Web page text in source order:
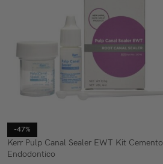
-47%
Kerr Pulp Canal Sealer EWT Kit Cemento
Endodontico